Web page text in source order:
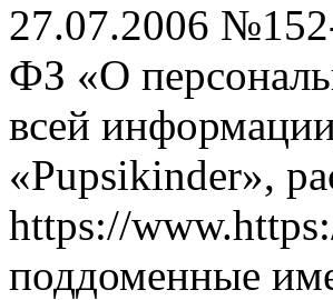
27.07.2006
ФЗ «О
всей
«Pupsikinder»,
https://
поддоменные